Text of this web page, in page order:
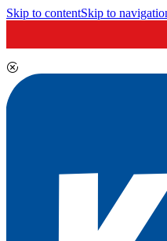
Skip to contentSkip to